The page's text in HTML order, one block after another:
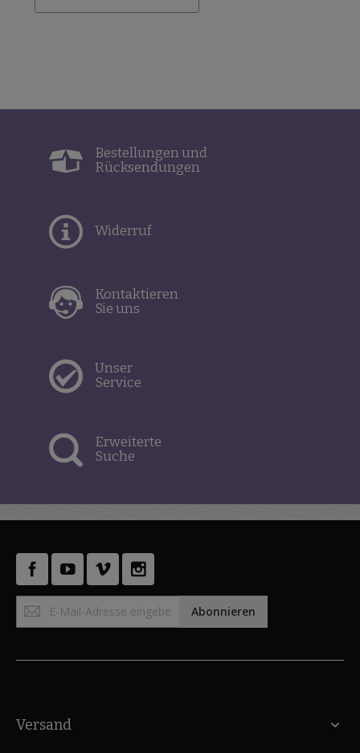
Bestellungen und
Rücksendungen
Widerruf
Kontaktieren
Sie uns
Unser
Service
Erweiterte
Suche
Anmeldung
zum
Abonnieren
Versand